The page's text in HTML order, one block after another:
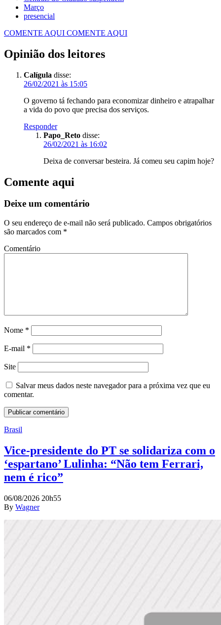
Março
presencial
COMENTE AQUI COMENTE AQUI
Opinião dos leitores
Calígula disse:
26/02/2021 às 15:05
O governo tá fechando para economizar dinheiro e atrapalhar
a vida do povo que precisa dos serviços.
Responder
Papo_Reto disse:
26/02/2021 às 16:02
Deixa de conversar besteira. Já comeu seu capim hoje?
Comente aqui
Deixe um comentário
O seu endereço de e-mail não será publicado. Campos obrigatórios
são marcados com *
Comentário
Nome *
E-mail *
Site
Salvar meus dados neste navegador para a próxima vez que eu
comentar.
Brasil
Vice-presidente do PT se solidariza com o
‘espartano’ Lulinha: “Não tem Ferrari,
nem é rico”
06/08/2026 20h55
By Wagner